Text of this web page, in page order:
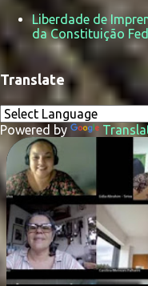
Liberdade de
da Constituição
o
s
t
a
g
e
n
s
Translate
Powered by